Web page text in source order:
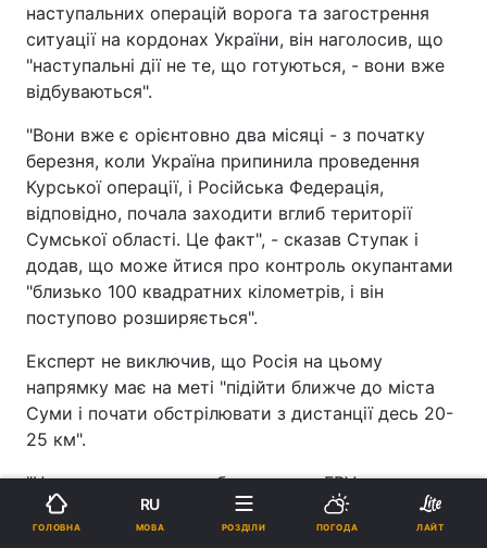
наступальних операцій ворога та загострення
ситуації на кордонах України, він наголосив, що
"наступальні дії не те, що готуються, - вони вже
відбуваються".
"Вони вже є орієнтовно два місяці - з початку
березня, коли Україна припинила проведення
Курської операції, і Російська Федерація,
відповідно, почала заходити вглиб території
Сумської області. Це факт", - сказав Ступак і
додав, що може йтися про контроль окупантами
"близько 100 квадратних кілометрів, і він
поступово розширяється".
Експерт не виключив, що Росія на цьому
напрямку має на меті "підійти ближче до міста
Суми і почати обстрілювати з дистанції десь 20-
25 км".
"Цього достатньо, щоб запускати FPV-дрони,
бити артилерією… КАБи можуть прилітати. І от
створювати просто нестерпні умови життя для
ГОЛОВНА
RU
МОВА РОЗДІЛИ ПОГОДА ЛАЙТ